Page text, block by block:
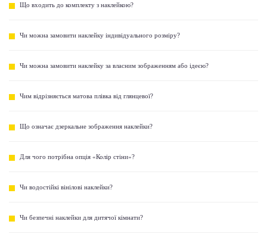
Що входить до комплекту з наклейкою?
Чи можна замовити наклейку індивідуального розміру?
Чи можна замовити наклейку за власним зображенням або ідеєю?
Чим відрізняється матова плівка від глянцевої?
Що означає дзеркальне зображення наклейки?
Для чого потрібна опція «Колір стіни»?
Чи водостійкі вінілові наклейки?
Чи безпечні наклейки для дитячої кімнати?